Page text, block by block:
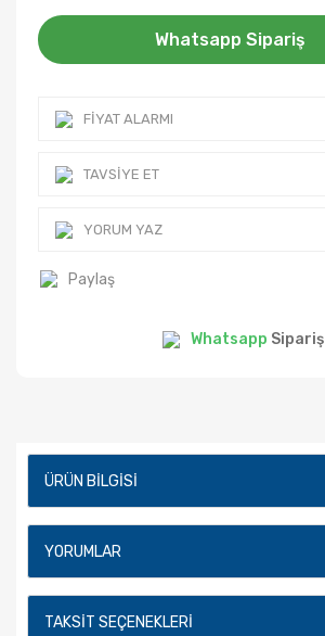
Whatsapp Sipariş
FIYAT ALARMI
TAVSIYE ET
YORUM YAZ
Paylaş
Whatsapp Sipariş
ÜRÜN BILGISI
YORUMLAR
TAKSIT SEÇENEKLERI